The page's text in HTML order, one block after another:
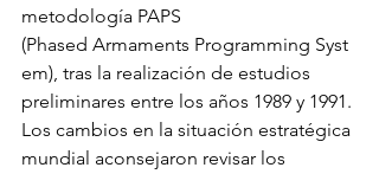
metodología PAPS
(Phased Armaments Programming Syst
em), tras la realización de estudios
preliminares entre los años 1989 y 1991.
Los cambios en la situación estratégica
mundial aconsejaron revisar los